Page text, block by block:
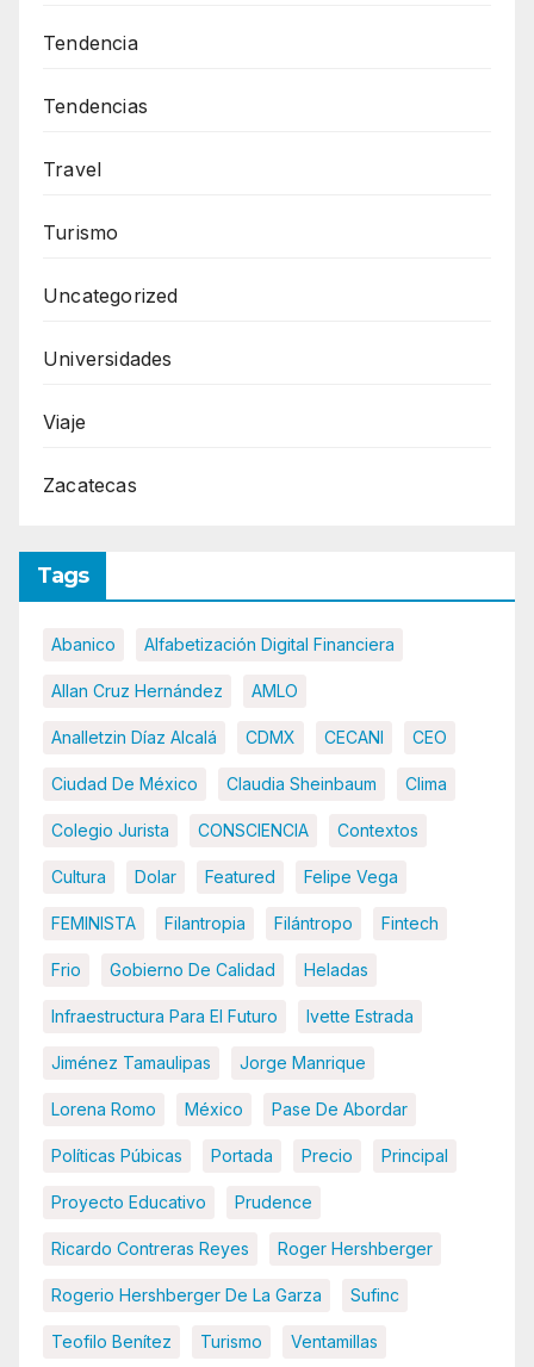
Tendencia
Tendencias
Travel
Turismo
Uncategorized
Universidades
Viaje
Zacatecas
Tags
Abanico Alfabetización Digital Financiera
Allan Cruz Hernández AMLO
Analletzin Díaz Alcalá CDMX CECANI CEO
Ciudad De México Claudia Sheinbaum Clima
Colegio Jurista CONSCIENCIA Contextos
Cultura Dolar Featured Felipe Vega
FEMINISTA Filantropia Filántropo Fintech
Frio Gobierno De Calidad Heladas
Infraestructura Para El Futuro Ivette Estrada
Jiménez Tamaulipas Jorge Manrique
Lorena Romo México Pase De Abordar
Políticas Púbicas Portada Precio Principal
Proyecto Educativo Prudence
Ricardo Contreras Reyes Roger Hershberger
Rogerio Hershberger De La Garza Sufinc
Teofilo Benítez Turismo Ventamillas